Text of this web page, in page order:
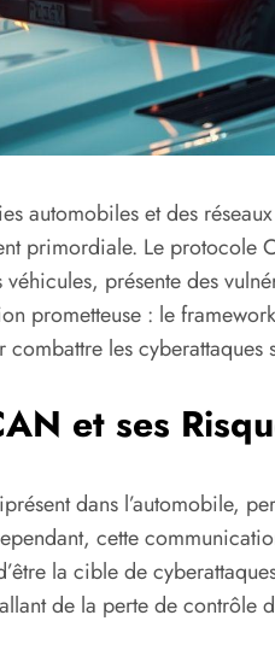
automobiles et des
primordiale. Le
présente des
prometteuse : le
les cyberattaques
et ses
dans l’automobile,
cette
la cible de
de la perte de contrôle